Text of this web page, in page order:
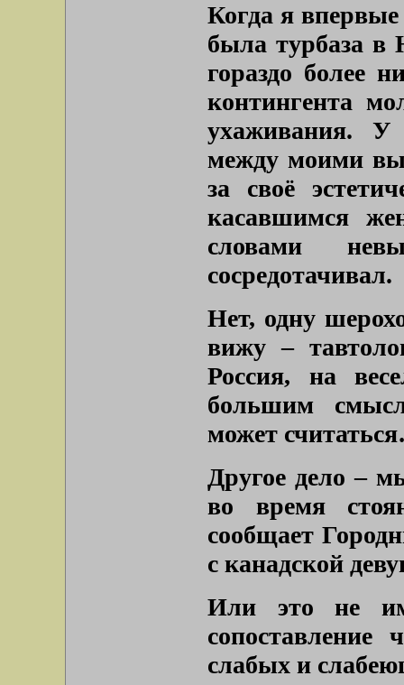
Когда я
была турбаза в
гораздо более
контингента
ухаживания.
между моими
за своё
касавшимся
словами
сосредотачивал.
Нет, одну
вижу –
Россия, на
большим
может
Другое дело –
во время
сообщает
с канадской
Или это не
слабых и